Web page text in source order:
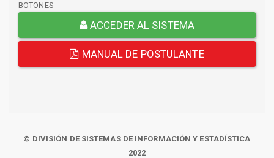
BOTONES
ACCEDER AL SISTEMA
MANUAL DE POSTULANTE
© DIVISIÓN DE SISTEMAS DE INFORMACIÓN Y ESTADÍSTICA
2022